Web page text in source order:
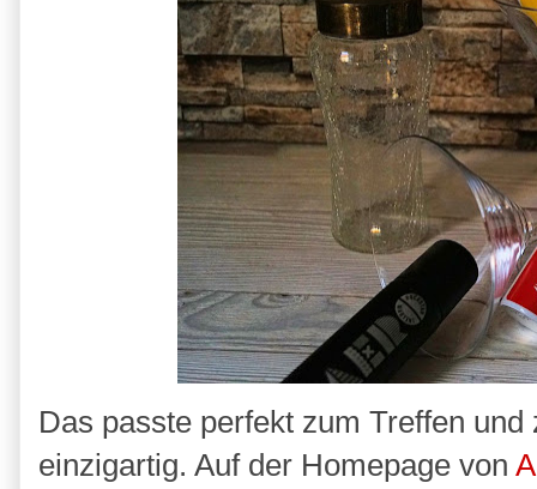
Das passte perfekt zum Treffen
einzigartig. Auf der Homepage von